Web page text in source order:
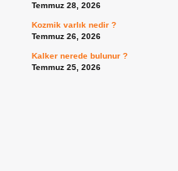
Temmuz 28, 2026
Kozmik varlık nedir ?
Temmuz 26, 2026
Kalker nerede bulunur ?
Temmuz 25, 2026